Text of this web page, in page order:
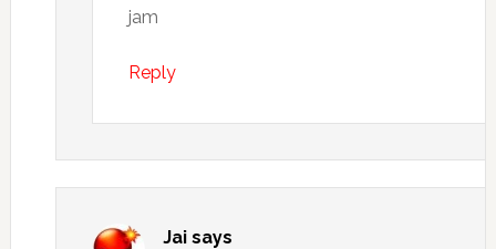
jam
Reply
Jai says